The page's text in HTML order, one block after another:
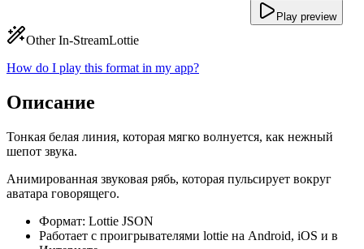
Play preview
Other In-StreamLottie
How do I play this format in my app?
Описание
Тонкая белая линия, которая мягко волнуется, как нежный
шепот звука.
Анимированная звуковая рябь, которая пульсирует вокруг
аватара говорящего.
Формат: Lottie JSON
Работает с проигрывателями lottie на Android, iOS и в